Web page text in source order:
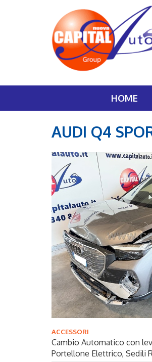
HOME
AUDI Q4
ACCESSORI
Cambio Automatico con
Portellone Elettrico, Sedili